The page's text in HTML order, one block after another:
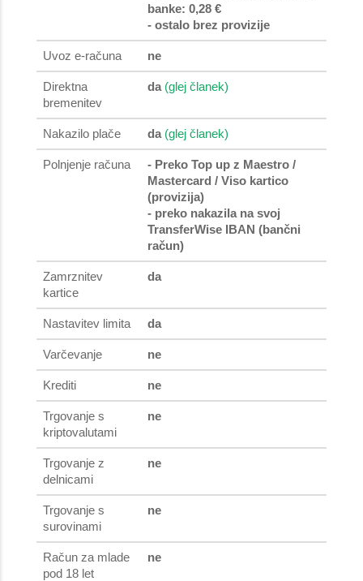
banke: 0,28 €
- ostalo brez provizije
Uvoz e-računa ne
Direktna
bremenitev
da (glej članek)
Nakazilo plače da (glej članek)
Polnjenje računa
- Preko Top up z Maestro /
Mastercard / Viso kartico
(provizija)
- preko nakazila na svoj
TransferWise IBAN (bančni
račun)
Zamrznitev
kartice
da
Nastavitev limita da
Varčevanje ne
Krediti ne
Trgovanje s
kriptovalutami
ne
Trgovanje z
delnicami
ne
Trgovanje s
surovinami
ne
Račun za mlade
pod 18 let
ne